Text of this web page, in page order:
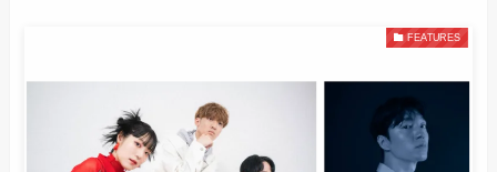
FEATURES